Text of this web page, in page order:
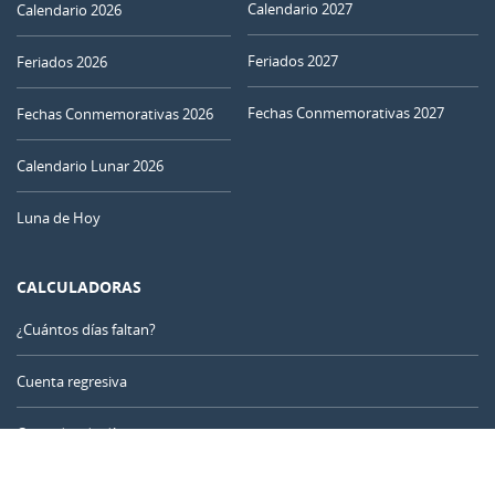
Calendario 2026
Feriados 2026
Fechas Conmemorativas 2026
Calendario Lunar 2026
Luna de Hoy
Calendario 2027
Feriados 2027
Fechas Conmemorativas 2027
CALCULADORAS
¿Cuántos días faltan?
Cuenta regresiva
Contador de días